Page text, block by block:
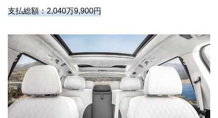
支払総額：2,040万9,900円